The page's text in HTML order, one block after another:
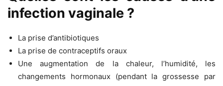
infection vaginale ?
La prise d’antibiotiques
La prise de contraceptifs oraux
Une augmentation de la chaleur, l’humidité, les
changements hormonaux (pendant la grossesse par